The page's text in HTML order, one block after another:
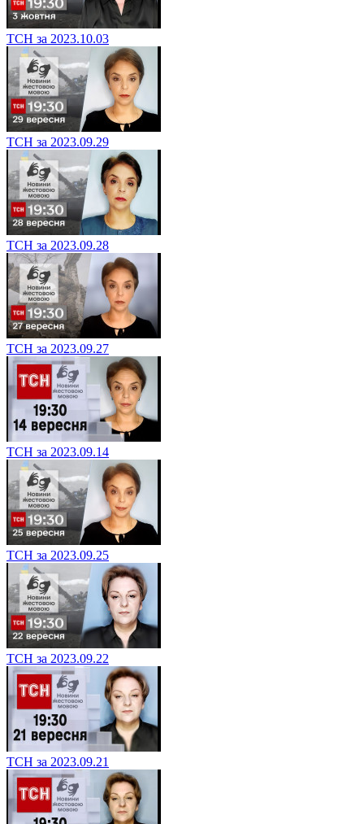
ТСН за 2023.10.03
ТСН за 2023.09.29
ТСН за 2023.09.28
ТСН за 2023.09.27
ТСН за 2023.09.14
ТСН за 2023.09.25
ТСН за 2023.09.22
ТСН за 2023.09.21